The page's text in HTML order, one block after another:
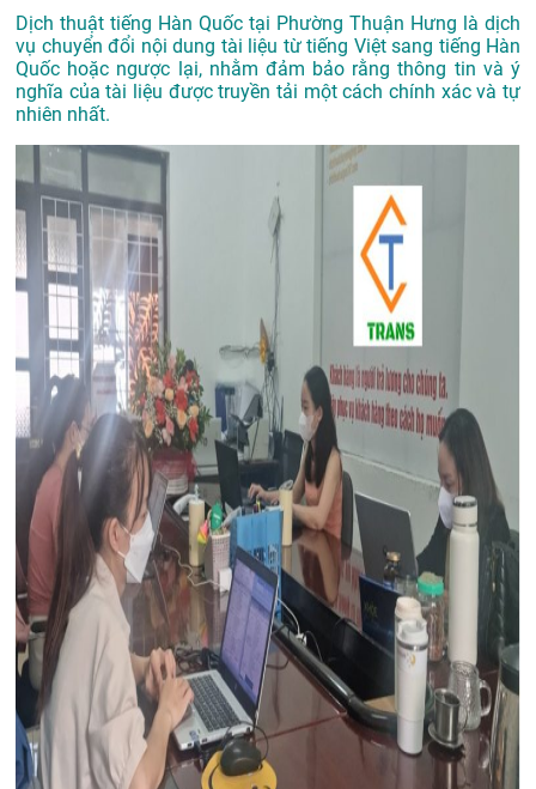
Dịch thuật tiếng Hàn Quốc tại Phường Thuận Hưng là dịch
vụ chuyển đổi nội dung tài liệu từ tiếng Việt sang tiếng Hàn
Quốc hoặc ngược lại, nhằm đảm bảo rằng thông tin và ý
nghĩa của tài liệu được truyền tải một cách chính xác và tự
nhiên nhất.